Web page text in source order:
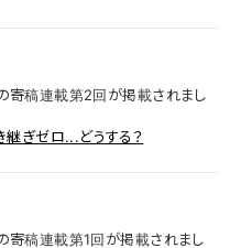
寄稿連載第2回が掲載されまし
継ぎゼロ...どうする？
寄稿連載第1回が掲載されまし